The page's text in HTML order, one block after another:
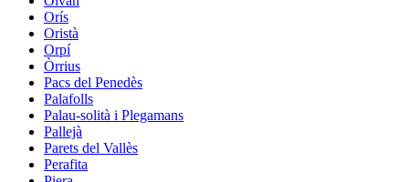
Orís
Oristà
Orpí
Òrrius
Pacs del Penedès
Palafolls
Palau-solità i Plegamans
Pallejà
Parets del Vallès
Perafita